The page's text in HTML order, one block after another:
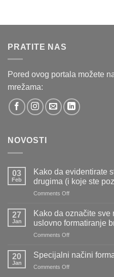
PRATITE NAS
Pored ovog portala možete
mrežama:
NOVOSTI
03
Feb
Kako da evidentirate
drugima (i koje ste
Comments Offon
evidentirate
stvari
koje
pozajmili
27
Jan
Kako da označite
uslovno formatiranje
Comments Offon
20
Jan
Specijalni načini
Comments Offon